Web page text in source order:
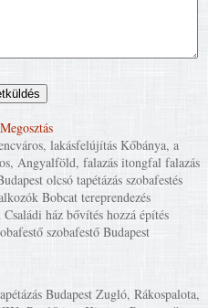
lakásfelújítás Kőbánya, a
Angyalföld, falazás itongfal falazás
olcsó tapétázás szobafestés
Bobcat tereprendezés
ház bővítés hozzá építés
szobafestő Budapest
Budapest Zugló, Rákospalota,